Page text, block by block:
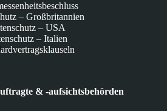
– Großbritannien
– USA
– Italien
& -aufsichtsbehörden